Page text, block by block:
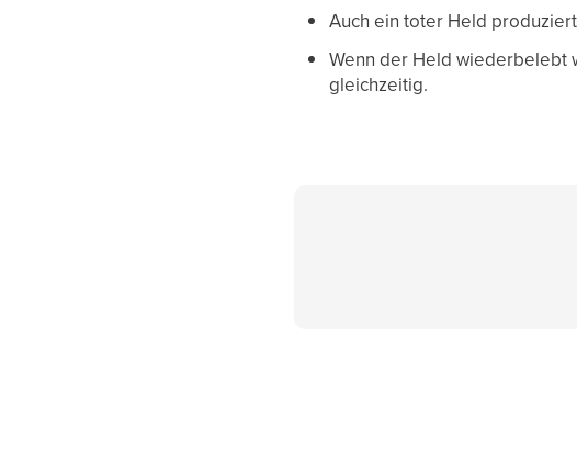
Auch ein toter Held
Wenn der Held wiederbelebt
gleichzeitig.